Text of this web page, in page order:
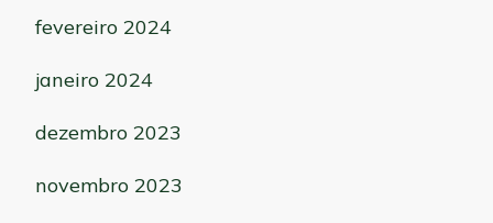
fevereiro 2024
janeiro 2024
dezembro 2023
novembro 2023